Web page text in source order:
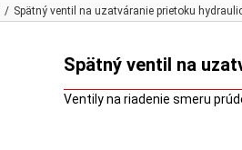
Spätný ventil na uzatváranie prietoku
Spätný ventil na
Ventily na riadenie smeru